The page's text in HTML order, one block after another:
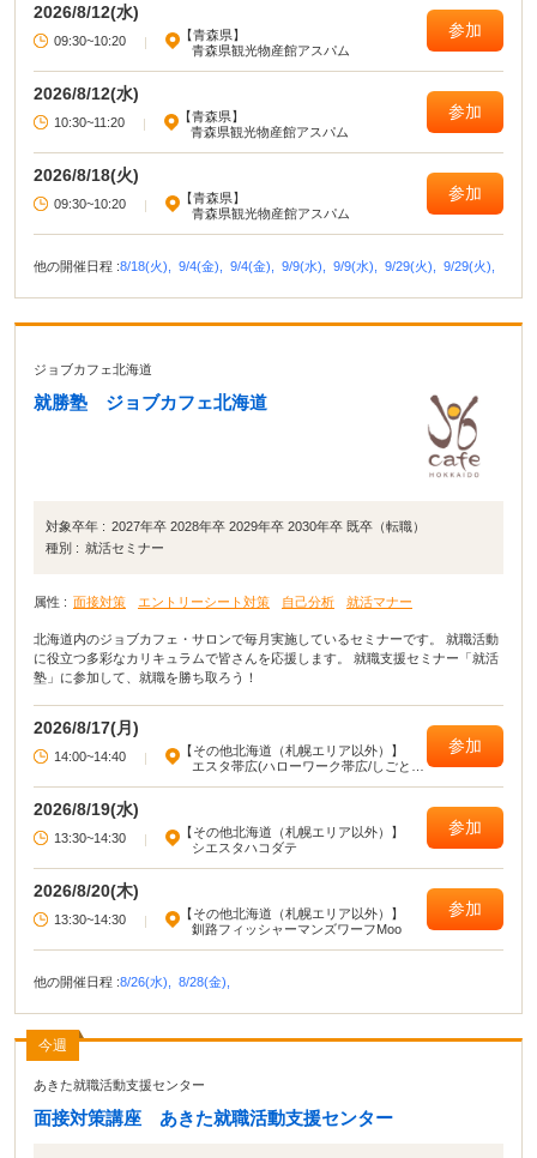
2026/8/12(水)
09:30~10:20
【青森県】
青森県観光物産館アスパム
参加
2026/8/12(水)
10:30~11:20
【青森県】
青森県観光物産館アスパム
参加
2026/8/18(火)
09:30~10:20
【青森県】
青森県観光物産館アスパム
参加
他の開催日程 :8/18(火), 9/4(金), 9/4(金), 9/9(水), 9/9(水), 9/29(火), 9/29(火),
ジョブカフェ北海道
就勝塾 ジョブカフェ北海道
対象卒年 : 2027年卒 2028年卒 2029年卒 2030年卒 既卒（転職）
種別 : 就活セミナー
属性 : 面接対策 エントリーシート対策 自己分析 就活マナー
北海道内のジョブカフェ・サロンで毎月実施しているセミナーです。 就職活動
に役立つ多彩なカリキュラムで皆さんを応援します。 就職支援セミナー「就活
塾」に参加して、就職を勝ち取ろう！
2026/8/17(月)
14:00~14:40
【その他北海道（札幌エリア以外）】
エスタ帯広(ハローワーク帯広/しごとプ
参加
2026/8/19(水)
13:30~14:30
【その他北海道（札幌エリア以外）】
シエスタハコダテ
参加
2026/8/20(木)
13:30~14:30
【その他北海道（札幌エリア以外）】
釧路フィッシャーマンズワーフMoo
参加
他の開催日程 :8/26(水), 8/28(金),
今週
あきた就職活動支援センター
面接対策講座 あきた就職活動支援センター